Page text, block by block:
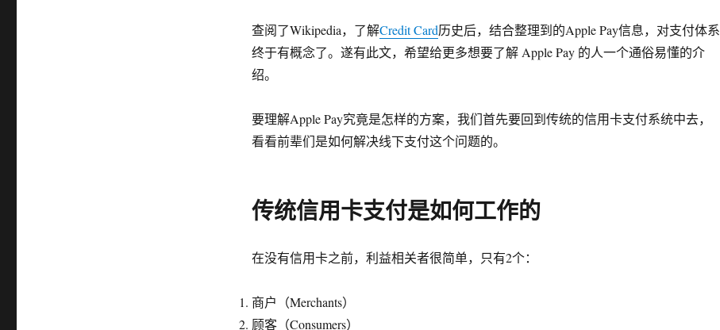
查阅了Wikipedia，了解Credit Card历史后，结合整理到的Apple Pay信息，对支付体系
终于有概念了。遂有此文，希望给更多想要了解 Apple Pay 的人一个通俗易懂的介
绍。
要理解Apple Pay究竟是怎样的方案，我们首先要回到传统的信用卡支付系统中去，
看看前辈们是如何解决线下支付这个问题的。
传统信用卡支付是如何工作的
在没有信用卡之前，利益相关者很简单，只有2个：
商户（Merchants）
顾客（Consumers）